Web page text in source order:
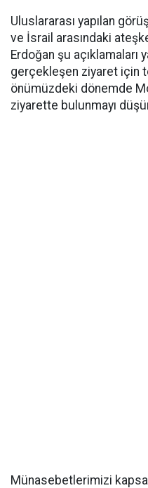
Uluslararası yapılan
ve İsrail arasındaki
Erdoğan şu açıklamaları
gerçekleşen ziyaret için
önümüzdeki dönemde
ziyarette bulunmayı
Münasebetlerimizi